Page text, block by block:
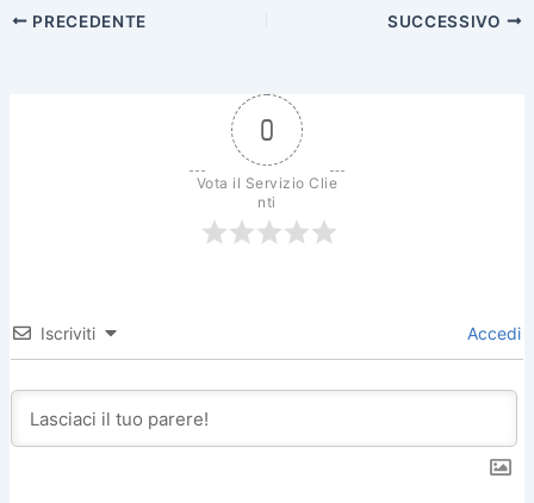
PRECEDENTE SUCCESSIVO
0
Vota il Servizio Clie
nti
Iscriviti Accedi